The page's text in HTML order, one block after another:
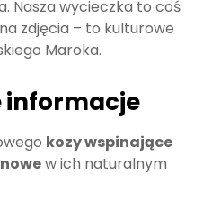
Nasza wycieczka to coś
zdjęcia – to kulturowe
Maroka.
informacje
kozy wspinające
w ich naturalnym